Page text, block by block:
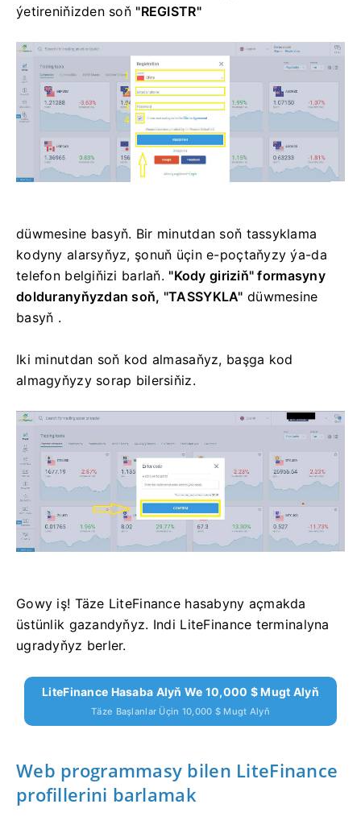
ýetireniňizden soň "REGISTR"
düwmesine basyň. Bir minutdan soň tassyklama
kodyny alarsyňyz, şonuň üçin e-poçtaňyzy ýa-da
telefon belgiňizi barlaň. "Kody giriziň" formasyny
dolduranyňyzdan soň, "TASSYKLA" düwmesine
basyň .
Iki minutdan soň kod almasaňyz, başga kod
almagyňyzy sorap bilersiňiz.
Gowy iş! Täze LiteFinance hasabyny açmakda
üstünlik gazandyňyz. Indi LiteFinance terminalyna
ugradyňyz berler.
LiteFinance Hasaba Alyň We 10,000 $ Mugt Alyň
Täze Başlanlar Üçin 10,000 $ Mugt Alyň
Web programmasy bilen LiteFinance
profillerini barlamak